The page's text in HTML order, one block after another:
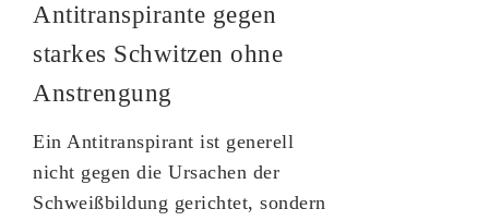
Antitranspirante gegen
starkes Schwitzen ohne
Anstrengung
Ein Antitranspirant ist generell
nicht gegen die Ursachen der
Schweißbildung gerichtet, sondern